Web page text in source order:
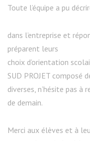
Toute l’équipe a pu
dans l’entreprise et
préparent leurs
choix d’orientation
SUD PROJET composé
diverses, n’hésite pas
de demain.
Merci aux élèves et à